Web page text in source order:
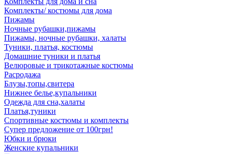
Комплекты/ костюмы для дома
Пижамы
Ночные рубашки,пижамы
Пижамы, ночные рубашки, халаты
Туники, платья, костюмы
Домашние туники и платья
Велюровые и трикотажные костюмы
Расродажа
Блузы,топы,свитера
Нижнее белье,купальники
Одежда для сна,халаты
Платья,туники
Спортивные костюмы и комплекты
Супер предложение от 100грн!
Юбки и брюки
Женские купальники